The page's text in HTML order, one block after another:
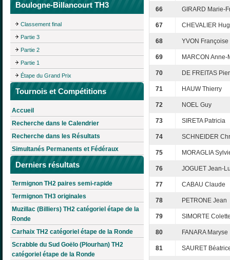
Boulogne-Billancourt TH3
Classement final
Partie 3
Partie 2
Partie 1
Étape du Grand Prix
Tournois et Compétitions
Accueil
Recherche dans le Calendrier
Recherche dans les Résultats
Simultanés Permanents et Fédéraux
Derniers résultats
Termignon TH2 paires semi-rapide
Termignon TH3 originales
Muzillac (Billiers) TH2 catégoriel étape de la
Ronde
Carhaix TH2 catégoriel étape de la Ronde
Scrabble du Sud Goëlo (Plourhan) TH2
catégoriel étape de la Ronde
66 GIRARD Marie-
67 CHEVALIER
68 YVON Françoise
69 MARCON Anne-
70 DE FREITAS
71 HAUW Thierry
72 NOEL Guy
73 SIRETA Patricia
74 SCHNEIDER
75 MORAGLIA
76 JOGUET Jean-
77 CABAU Claude
78 PETRONE Jean
79 SIMORTE
80 FANARA Maryse
81 SAURET